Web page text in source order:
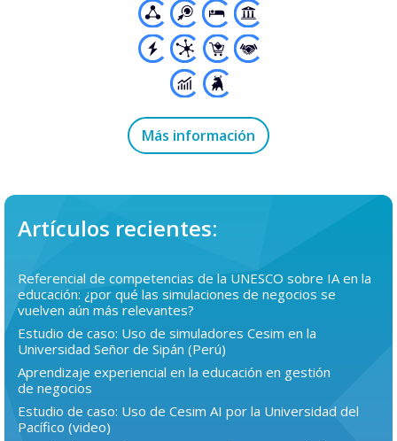
Más información
Artículos recientes:
Referencial de competencias de la UNESCO sobre IA en la
educación: ¿por qué las simulaciones de negocios se
vuelven aún más relevantes?
Estudio de caso: Uso de simuladores Cesim en la
Universidad Señor de Sipán (Perú)
Aprendizaje experiencial en la educación en gestión
de negocios
Estudio de caso: Uso de Cesim AI por la Universidad del
Pacífico (video)